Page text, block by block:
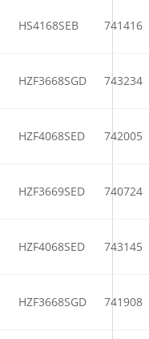
HS4168SEB 741416
HZF3668SGD 743234
HZF4068SED 742005
HZF3669SED 740724
HZF4068SED 743145
HZF3668SGD 741908